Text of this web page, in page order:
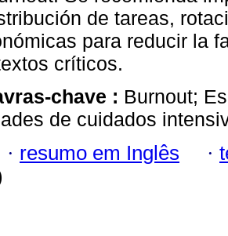
de tareas,
para reducir la
críticos.
chave : Burnout;
de cuidados
· resumo em Inglês ·